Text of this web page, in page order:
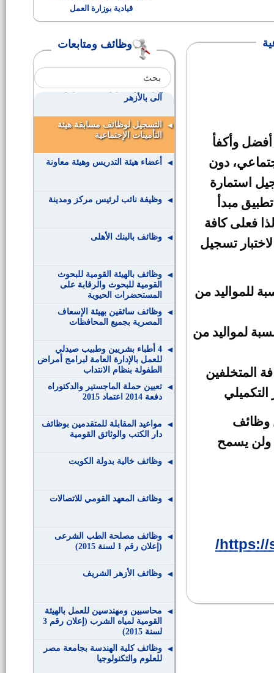
قيادية بوزارة العمل
وأكفأ
دون
استمارة
مبدأ
فعلى كافة
تسجيل
للمواليد من
9-2015 بالنسبة لمواليد من
2015 لكافة المتخلفين
وظائف
ولن يسمح
https://
وظائف ومتابعات
وظائف مهندسين للتعيين بأحدى
مدن القناة
فتح باب التقدم لمسابقة إمام
المسجد الجامع
مواعيد إختبار وظائف مدرس حاسب
آلى بالأزهر
التسجيل لوظائف مسابقة هيئة
التأمينات الإجتماعية
أعضاء هيئة التدريس وهيئة معاونة
وظيفة نائب لرئيس مركز ومدينة
وظائف بالبنك الأهلى
وظائف بالهيئة القومية للبحوث
القومية للبحوث والرقابة على
المستحضرات الحيوية
وظائف سائقين بهيئة الإسعاف
المصرية بجميع المحافظات
4 أطباء بشريين وطبيب صيدلي
للعمل بالإدارة العامة لبرامج أمراض
الطفولة بنظام الانتداب
تعيين حملة الماجستير والدكتوراه
دفعة 2014 اعتماد 2015
مواعيد المقابلة للمتقدمين بوظائف
دار الكتب والوثائق القومية
وظائف خالية بدولة الكويت
وظائف المعهد القومي للاتصالات
وظائف مصلحة الطب الشرعى
(إعلان رقم 1 لسنة 2015)
وظائف الأزهر الشريف
محاسبين ومهندسين للعمل بالهيئة
القومية لمياه الشرب (إعلان رقم 3
لسنة 2015)
وظائف كلية الهندسة بجامعة مصر
للعلوم والتكنولوجيا